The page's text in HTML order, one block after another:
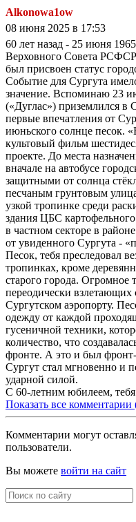
Alkonowa1ow
08 июня 2025 в 17:53
60 лет назад - 25 июня
Верховного Совета
был присвоен статус
Событие для Сургута
значение. Вспоминаю 23
(«Дуглас») приземлился в
первые впечатления от
июньского солнце песок.
культовый фильм
проекте. До места
вначале на автобусе
защитными от солнца
песчаным грунтовым
узкой тропинке среди
здания ЦБС
в частном секторе в
от увиденного Сургута -
Песок, тебя преследовал
тропинках, кроме
старого города. Огромное
переодически взлетающих
Сургутском аэропорту.
одежду от каждой
гусеничной техники,
количество, что
фронте. А это и был
Сургут стал мгновенно и
ударной силой.
С 60-летним юбилеем,
Показать все комментарии
Комментарии могут
пользователи.
Вы можете войти на сайт